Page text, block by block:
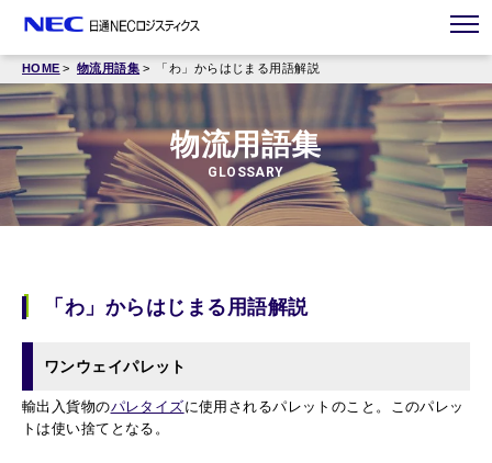
HOME 物流用語集 「わ」からはじまる用語解説
物流用語集
GLOSSARY
「わ」からはじまる用語解説
ワンウェイパレット
輸出入貨物のパレタイズに使用されるパレットのこと。このパレッ
トは使い捨てとなる。